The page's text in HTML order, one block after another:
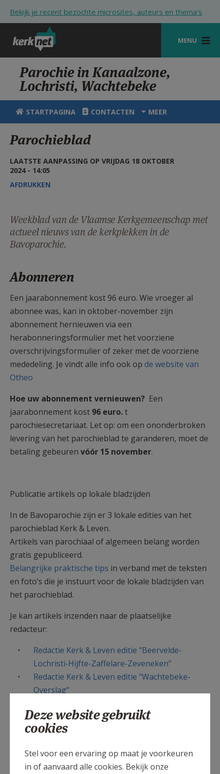
Bekijk je recent bezochte microsites, auteurs en thema's
MENU
STARTPAGINA
KERK
VIERINGEN
HULP
STARTPAGINA PORTAAL
AANMELDEN OF REGISTREREN
Parochie in Kanaalzone,
Lochristi, Wachtebeke
STARTPAGINA CONTACTEN MEER
Parochieblad
LAATSTE AANPASSING OP VRIJDAG 18 OKTOBER
2024 - 14:05
AFDRUKKEN
Weekblad van de Vlaamse Kerkgemeenschap met
actueel nieuws van de kerkplekken in de
Bavoparochie.
Abonneren
Een jaarabonnement kost 96 euro. Wie vroeger al
abonnee was, kan in oktober-november zijn
abonnement hernieuwen via een
herabonneringsformulier met het voorziene
overschrijvingsformulier of zeker met de voorziene
mededeling. Je vindt alle info ook op de website van
Otheo
Hoe uw abonnement vernieuwen? Een
jaarabonnement kost 96 euro.t
parochiesecretariaat. Let op: om een ononderbroken
levering van het parochieblad te garanderen, moet de
betaling gebeuren vóór 15 november.
Publicatie artikels op lokale bladzijden
In de Bavoparochie zijn er 3 lokale edities van het
parochieblad Kerk & Leven.
Artikels van parochiaal of algemeen belang worden
gratis gepubliceerd.
Belangrijke praktische tips in verband met de teksten
en foto’s die je instuurt voor de lokale bladzijden van
het parochieblad.
Je kan artikels inzenden naar de plaatselijke
redacteur:
Redactie Kerk & Leven editie "Beervelde-
Lochristi-Hijfte-Zaffelare-Zeveneken"
Redactie Kerk & Leven editie "Wachtebeke-
Overslag"
(nieuws voor Oostakker, Mendonk, Desteldonk,
Sint-Kruis-Winkel): mailen
binnenbrengen op het parochiesecretariaat
Deze website gebruikt
cookies
Stel voor een ervaring op maat je voorkeuren
in of aanvaard alle cookies. Bekijk onze